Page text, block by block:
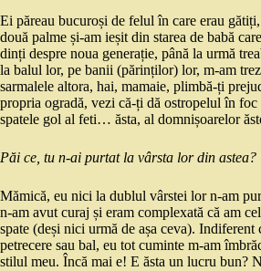
Ei păreau bucuroși de felul în care erau
două palme și-am ieșit din starea de babă
dinți despre noua generație, până la urmă
la balul lor, pe banii (părinților) lor, m-am
sarmalele altora, hai, mamaie, plimbă-ți
propria ogradă, vezi că-ți dă ostropelul în foc
spatele gol al feti… ăsta, al domnișoarelor
Păi ce, tu n-ai purtat la vârsta lor din astea?
Mămică, eu nici la dublul vârstei lor n-am
n-am avut curaj și eram complexată că am
spate (deși nici urmă de așa ceva). Indiferent
petrecere sau bal, eu tot cuminte m-am
stilul meu. Încă mai e! E ăsta un lucru bun?